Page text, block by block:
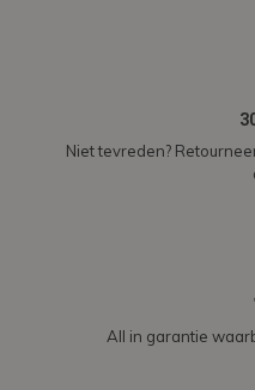
Niet tevreden?
All in garantie